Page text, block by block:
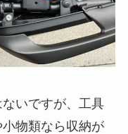
いですが、工具
物類なら収納が